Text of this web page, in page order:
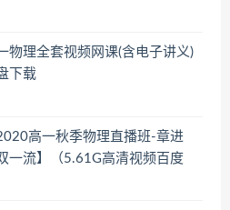
物理全套视频网课(含电子讲义)
下载
高一秋季物理直播班-章进
一流】（5.61G高清视频百度